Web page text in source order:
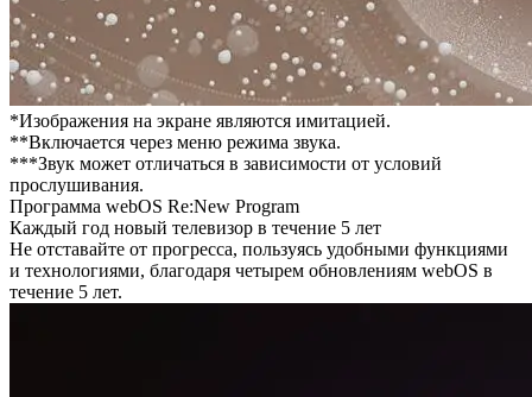
*Изображения на экране являются имитацией.
**Включается через меню режима звука.
***Звук может отличаться в зависимости от условий
прослушивания.
Программа webOS Re:New Program
Каждый год новый телевизор в течение 5 лет
Не отставайте от прогресса, пользуясь удобными функциями
и технологиями, благодаря четырем обновлениям webOS в
течение 5 лет.